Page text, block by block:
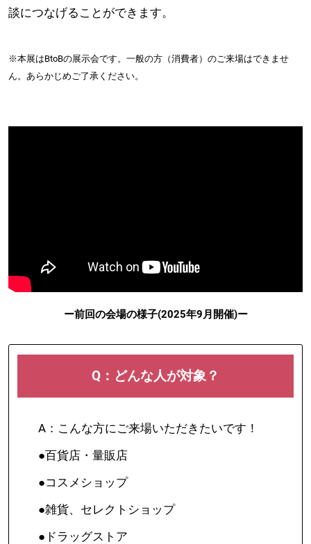
談につなげることができます。
※本展はBtoBの展示会です。一般の方（消費者）のご来場はできませ
ん。あらかじめご了承ください。
ー前回の会場の様子(2025年9月開催)ー
Q：どんな人が対象？
A：こんな方にご来場いただきたいです！
●百貨店・量販店
●コスメショップ
●雑貨、セレクトショップ
●ドラッグストア